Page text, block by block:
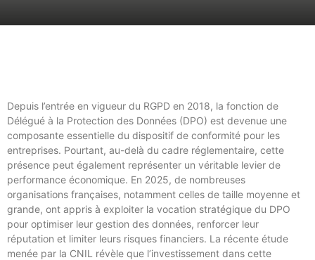
Depuis l’entrée en vigueur du RGPD en 2018, la fonction de
Délégué à la Protection des Données (DPO) est devenue une
composante essentielle du dispositif de conformité pour les
entreprises. Pourtant, au-delà du cadre réglementaire, cette
présence peut également représenter un véritable levier de
performance économique. En 2025, de nombreuses
organisations françaises, notamment celles de taille moyenne et
grande, ont appris à exploiter la vocation stratégique du DPO
pour optimiser leur gestion des données, renforcer leur
réputation et limiter leurs risques financiers. La récente étude
menée par la CNIL révèle que l’investissement dans cette